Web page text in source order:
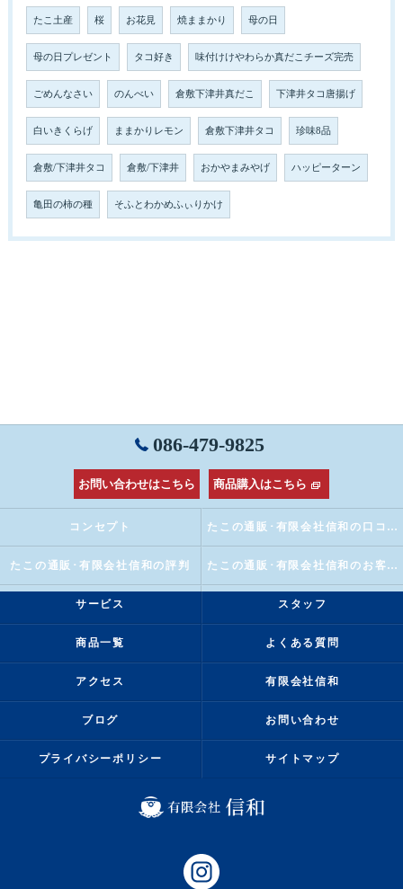
たこ土産 桜 お花見 焼ままかり 母の日
母の日プレゼント タコ好き 味付けけやわらか真だこチーズ完売
ごめんなさい のんべい 倉敷下津井真だこ 下津井タコ唐揚げ
白いきくらげ ままかりレモン 倉敷下津井タコ 珍味8品
倉敷/下津井タコ 倉敷/下津井 おかやまみやげ ハッピーターン
亀田の柿の種 そふとわかめふぃりかけ
086-479-9825
お問い合わせはこちら 商品購入はこちら
コンセプト たこの通販･有限会社信和の口コミ情報
たこの通販･有限会社信和の評判 たこの通販･有限会社信和のお客様の声
サービス スタッフ
商品一覧 よくある質問
アクセス 有限会社信和
ブログ お問い合わせ
プライバシーポリシー サイトマップ